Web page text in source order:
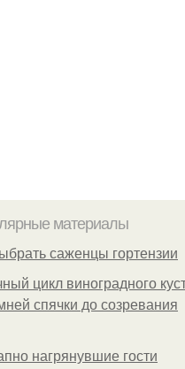
материалы
саженцы гортензии
цикл виноградного
спячки до созревания
нагрянувшие гости